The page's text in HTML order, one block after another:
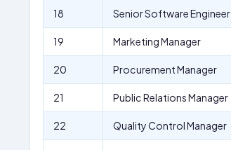
18 Senior Software Engineer
19 Marketing Manager
20 Procurement Manager
21 Public Relations Manager
22 Quality Control Manager